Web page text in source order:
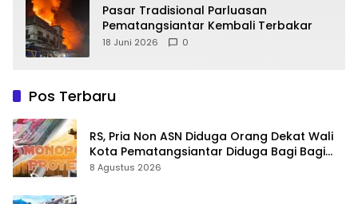
Pasar Tradisional Parluasan
Pematangsiantar Kembali Terbakar
18 Juni 2026 0
Pos Terbaru
RS, Pria Non ASN Diduga Orang Dekat Wali
Kota Pematangsiantar Diduga Bagi Bagi
Proyek ke Kontraktor
8 Agustus 2026